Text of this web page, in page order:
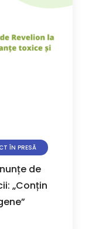
ÎN PRESĂ
de
„Conțin